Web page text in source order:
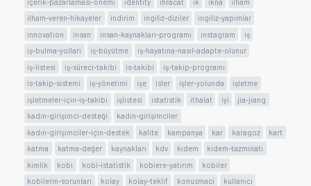
ilham-veren-hikayeler
indirim ingiliz-diziler
ingiliz-yapimlar
innovation
insan insan-kaynakları-programı instagram
iş
iş-bulma-yolları
iş-büyütme
iş-hayatına-nasıl-adapte-olunur
iş-listesi
iş-süreci-takibi is-takibi
iş-takip-programı
is-takip-sistemi
iş-yönetimi işe isler işler-yolunda
işletme
işletmeler-için-iş-takibi
işlistesi istatistik ithalat iyi
jia-jiang
kadın-girişimci-desteği
kadın-girişimciler
kadın-girişimciler-için-destek
kalite kampanya kar karagoz
kart
katma
katma-değer kaynakları kdv kıdem
kidem-tazminatı
kimlik
kobi kobi-istatistik kobiere-yatırım
kobiler
kobilerin-sorunları
kolay kolay-teklif konusmaci
kullanıcı